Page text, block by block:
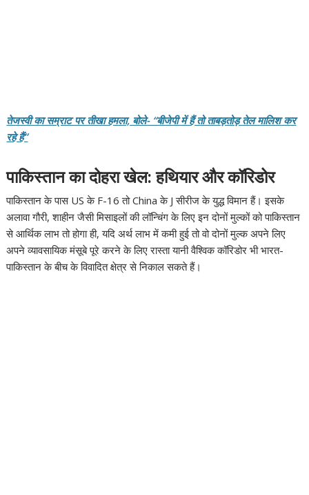
तेजस्वी का सम्राट पर तीखा हमला, बोले- “बीजेपी में हैं तो ताबड़तोड़ तेल मालिश कर
रहे हैं”
पाकिस्तान का दोहरा खेल: हथियार और कॉरिडोर
पाकिस्तान के पास US के F-16 तो China के J सीरीज के युद्ध विमान हैं। इसके
अलावा गौरी, शाहीन जैसी मिसाइलों की लॉन्चिंग के लिए इन दोनों मुल्कों को पाकिस्तान
से आर्थिक लाभ तो होगा ही, यदि अर्थ लाभ में कमी हुई तो वो दोनों मुल्क अपने लिए
अपने व्यावसायिक मंसूबे पूरे करने के लिए रास्ता यानी वैश्विक कॉरिडोर भी भारत-
पाकिस्तान के बीच के विवादित क्षेत्र से निकाल सकते हैं।